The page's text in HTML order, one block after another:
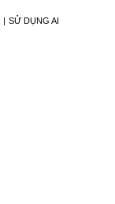
SỬ DỤNG AI